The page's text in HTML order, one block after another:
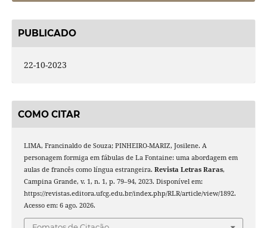
PUBLICADO
22-10-2023
COMO CITAR
LIMA, Francinaldo de Souza; PINHEIRO-MARIZ, Josilene. A
personagem formiga em fábulas de La Fontaine: uma abordagem em
aulas de francês como língua estrangeira. Revista Letras Raras,
Campina Grande, v. 1, n. 1, p. 79–94, 2023. Disponível em:
https://revistas.editora.ufcg.edu.br/index.php/RLR/article/view/1892.
Acesso em: 6 ago. 2026.